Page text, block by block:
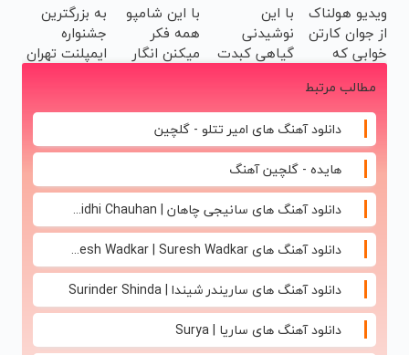
کبد+تخفیف
ویژه
پرسش‌نامه رو
پر کن ▶
محدوده!
مشاوره رایگان
بگیر!
ویدیو هولناک
از جوان کارتن
خوابی که
میلیاردر شد.
آموزش رایگان
با این
نوشیدنی
گیاهی کبدت
با این شامپو
همه فکر
میکنن انگار
به بزرگترین
جشنواره
ایمپلنت تهران
میلیون !
مطالب مرتبط
دانلود آهنگ های امیر تتلو - گلچین
هایده - گلچین آهنگ
دانلود آهنگ های سانیجی چاهان | Sunidhi Chauhan
دانلود آهنگ های Suresh Wadkar | Suresh Wadkar
دانلود آهنگ های ساریندر شیندا | Surinder Shinda
دانلود آهنگ های ساریا | Surya